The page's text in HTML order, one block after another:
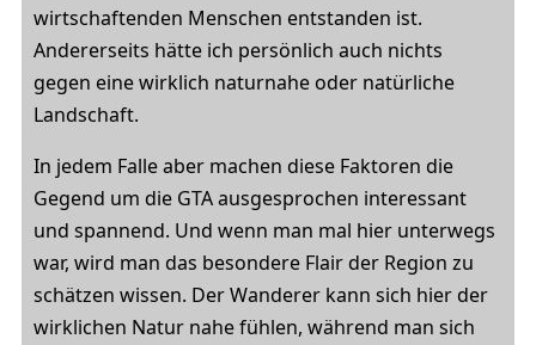
wirtschaftenden Menschen entstanden ist.
Andererseits hätte ich persönlich auch nichts
gegen eine wirklich naturnahe oder natürliche
Landschaft.
In jedem Falle aber machen diese Faktoren die
Gegend um die GTA ausgesprochen interessant
und spannend. Und wenn man mal hier unterwegs
war, wird man das besondere Flair der Region zu
schätzen wissen. Der Wanderer kann sich hier der
wirklichen Natur nahe fühlen, während man sich